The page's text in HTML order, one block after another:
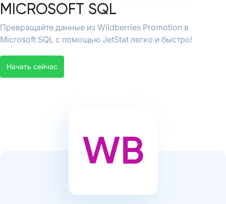
MICROSOFT SQL
Превращайте данные из Wildberries Promotion в
Microsoft SQL с помощью JetStat легко и быстро!
Начать сейчас